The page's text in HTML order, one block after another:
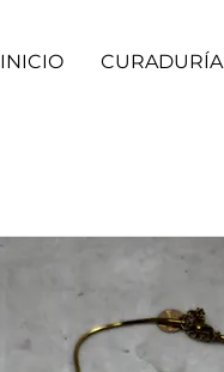
INICIO CURADURÍA